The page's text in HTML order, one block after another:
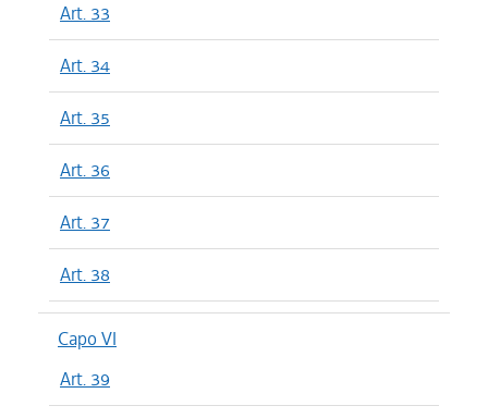
Art. 33
Art. 34
Art. 35
Art. 36
Art. 37
Art. 38
Capo VI
Art. 39